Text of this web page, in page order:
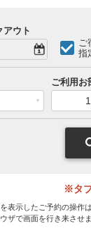
アウト
ご
指
ご利用お
※タ
表示したご予約の操作
ザで画面を行き来させ